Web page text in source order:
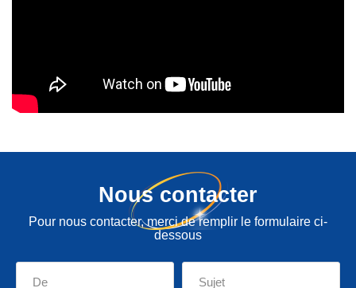
Nous contacter
Pour nous contacter, merci de remplir le formulaire ci-
dessous